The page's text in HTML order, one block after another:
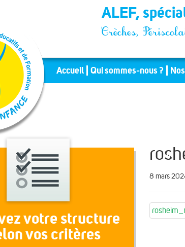
ALEF,
Crèches,
Accueil Qui sommes-nous ?
votre structure
vos critères
8 mars